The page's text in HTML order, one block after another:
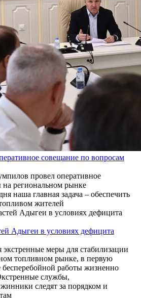
совещание по вопросам
провел оперативное
региональном рынке
наша главная задача – обеспечить
жителей
Адыгеи в условиях дефицита
меры для стабилизации
топливном рынке, в первую
работы жизненно
службы,